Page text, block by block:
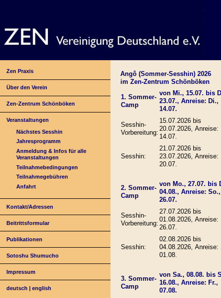
Zen Praxis
Über den Verein
Zen-Zentrum Schönböken
Veranstaltungen
Nächstes Sesshin
Jahresprogramm
Anmeldung & Infos für alle
Veranstaltungen
Teilnahmebedingungen
Teilnahmegebühren
Anfahrt
Kontakt/Adressen
Beitrittsformular
Publikationen
Sotoshu Shumucho
Impressum
deutsch |english
Angô (Sommer-Sesshin) 2026
im Zen-Zentrum Schönböken
1. Sommer-
Camp
von Mi., 15.07. bis
23.07., Anreise: Di.,
14.07.
Sesshin-
Vorbereitung:
15.07.2026 bis
20.07.2026, Anreise:
14.07.
Sesshin:
21.07.2026 bis
23.07.2026, Anreise:
20.07.
2. Sommer-
Camp
von Mo., 27.07. bis
04.08., Anreise: So.,
26.07.
Sesshin-
Vorbereitung:
27.07.2026 bis
01.08.2026, Anreise:
26.07.
Sesshin:
02.08.2026 bis
04.08.2026, Anreise:
01.08.
3. Sommer-
Camp
von Sa., 08.08. bis
16.08., Anreise: Fr.,
07.08.